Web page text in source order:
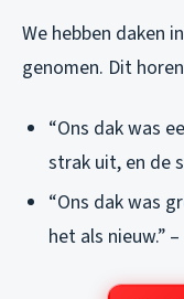
We hebben daken
genomen. Dit
“Ons dak was
strak uit, en de
“Ons dak was
het als nieuw.”